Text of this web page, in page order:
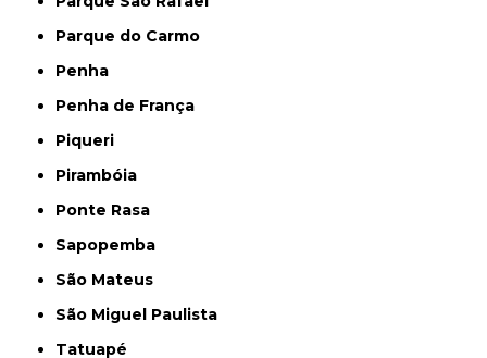
Parque do Carmo
Penha
Penha de França
Piqueri
Pirambóia
Ponte Rasa
Sapopemba
São Mateus
São Miguel Paulista
Tatuapé